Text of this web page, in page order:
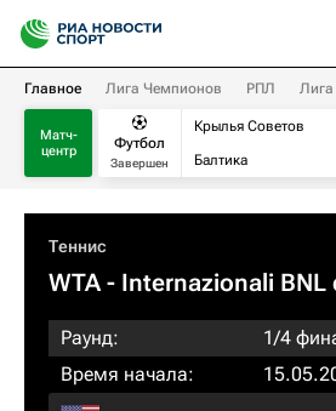
Главное Лига Чемпионов РПЛ
Матч-
центр
Футбол
Завершен
Крылья Советов
Балтика
Теннис
WTA- Internazionali BNL
Раунд:
1/4
Время начала: